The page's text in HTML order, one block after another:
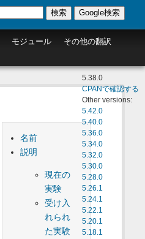
モジュール
その他の翻訳
検索 Google検索
5.38.0
CPANで確認する
Other versions:
5.42.0
5.40.0
5.36.0
5.34.0
5.32.0
5.30.0
5.28.0
5.26.1
5.24.1
5.22.1
5.20.1
5.18.1
名前
説明
現在の
実験
受け入
れられ
た実験